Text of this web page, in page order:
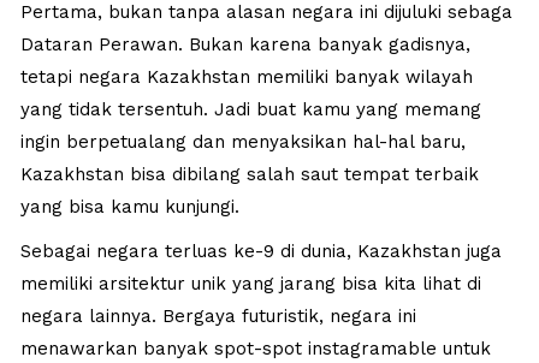
Pertama, bukan tanpa alasan negara ini dijuluki sebaga
Dataran Perawan. Bukan karena banyak gadisnya,
tetapi negara Kazakhstan memiliki banyak wilayah
yang tidak tersentuh. Jadi buat kamu yang memang
ingin berpetualang dan menyaksikan hal-hal baru,
Kazakhstan bisa dibilang salah saut tempat terbaik
yang bisa kamu kunjungi.
Sebagai negara terluas ke-9 di dunia, Kazakhstan juga
memiliki arsitektur unik yang jarang bisa kita lihat di
negara lainnya. Bergaya futuristik, negara ini
menawarkan banyak spot-spot instagramable untuk